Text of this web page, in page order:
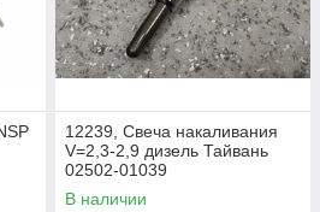
12239, Свеча накаливания
V=2,3-2,9 дизель Тайвань
02502-01039
В наличии